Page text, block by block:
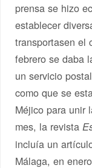
prensa se hizo
establecer
transportasen el
febrero se daba
un servicio
como que se
Méjico para unir
mes, la revista
incluía un
Málaga, en